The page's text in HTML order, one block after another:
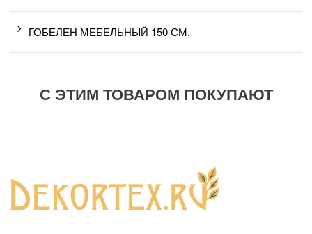
ГОБЕЛЕН МЕБЕЛЬНЫЙ 150 СМ.
С ЭТИМ ТОВАРОМ ПОКУПАЮТ